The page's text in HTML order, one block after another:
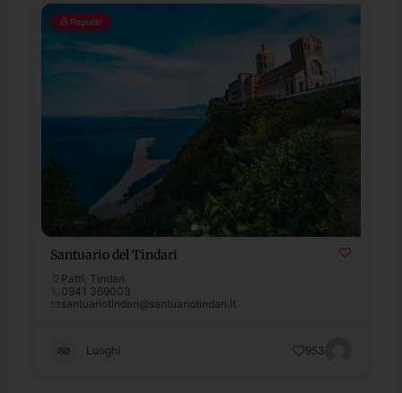
Popular
Santuario del Tindari
Patti Tindari
0941 369003
santuariotindari@santuariotindari.it
Luoghi 953